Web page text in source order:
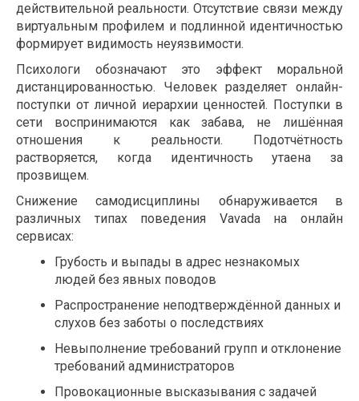
действительной реальности. Отсутствие связи между
виртуальным профилем и подлинной идентичностью
формирует видимость неуязвимости.
Психологи обозначают это эффект моральной
дистанцированностью. Человек разделяет онлайн-
поступки от личной иерархии ценностей. Поступки в
сети воспринимаются как забава, не лишённая
отношения к реальности. Подотчётность
растворяется, когда идентичность утаена за
прозвищем.
Снижение самодисциплины обнаруживается в
различных типах поведения Vavada на онлайн
сервисах:
Грубость и выпады в адрес незнакомых
людей без явных поводов
Распространение неподтверждённой данных и
слухов без заботы о последствиях
Невыполнение требований групп и отклонение
требований администраторов
Провокационные высказывания с задачей